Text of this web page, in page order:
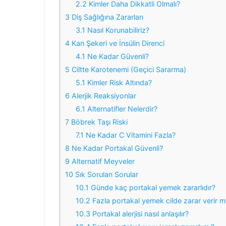
2.2 Kimler Daha Dikkatli Olmalı?
3 Diş Sağlığına Zararları
3.1 Nasıl Korunabiliriz?
4 Kan Şekeri ve İnsülin Direnci
4.1 Ne Kadar Güvenli?
5 Ciltte Karotenemi (Geçici Sararma)
5.1 Kimler Risk Altında?
6 Alerjik Reaksiyonlar
6.1 Alternatifler Nelerdir?
7 Böbrek Taşı Riski
7.1 Ne Kadar C Vitamini Fazla?
8 Ne Kadar Portakal Güvenli?
9 Alternatif Meyveler
10 Sık Sorulan Sorular
10.1 Günde kaç portakal yemek zararlıdır?
10.2 Fazla portakal yemek cilde zarar verir
10.3 Portakal alerjisi nasıl anlaşılır?